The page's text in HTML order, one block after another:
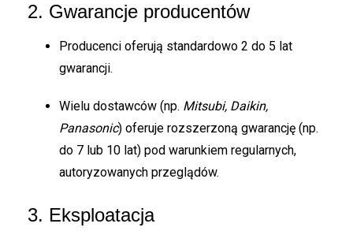
2. Gwarancje producentów
Producenci oferują standardowo 2 do 5 lat
gwarancji.
Wielu dostawców (np. Mitsubi, Daikin,
Panasonic) oferuje rozszerzoną gwarancję (np.
do 7 lub 10 lat) pod warunkiem regularnych,
autoryzowanych przeglądów.
3. Eksploatacja